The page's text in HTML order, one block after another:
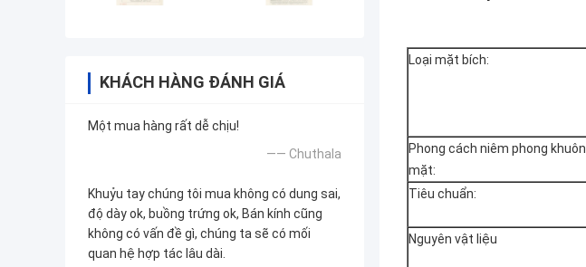
KHÁCH HÀNG ĐÁNH GIÁ
Một mua hàng rất dễ chịu!
—— Chuthala
Khuỷu tay chúng tôi mua không có dung sai,
độ dày ok, buồng trứng ok, Bán kính cũng
không có vấn đề gì, chúng ta sẽ có mối
quan hệ hợp tác lâu dài.
Loại mặt bích:
Phong cách niêm phong khuôn
mặt:
Tiêu chuẩn:
Nguyên vật liệu